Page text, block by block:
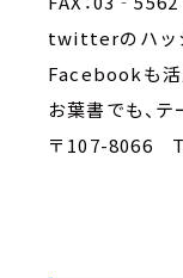
twitterのハッ
Facebookも活
お葉書でも、
〒107-8066